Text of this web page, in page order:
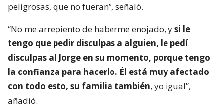
peligrosas, que no fueran”, señaló.
“No me arrepiento de haberme enojado, ysi le
tengo que pedir disculpas a alguien, le pedí
disculpas al Jorge en su momento, porque tengo
la confianza para hacerlo. Él está muy afectado
con todo esto, su familia también, yo igual”,
añadió.